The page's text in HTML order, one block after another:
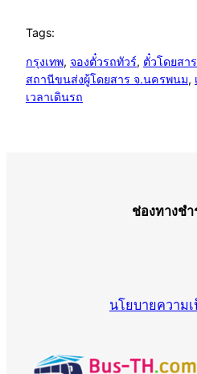
Tags:
กรุงเทพ, จองตั๋วรถทัวร์, ตั๋วโดยสาร
สถานีขนส่งผู้โดยสาร จ.นครพนม,
เวลาเดินรถ
ช่องทางชำ
นโยบายความ